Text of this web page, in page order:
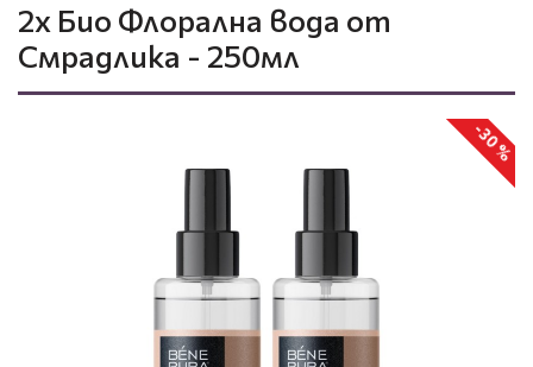
2x Био Флорална вода от
Смрадлика - 250мл
-30 %